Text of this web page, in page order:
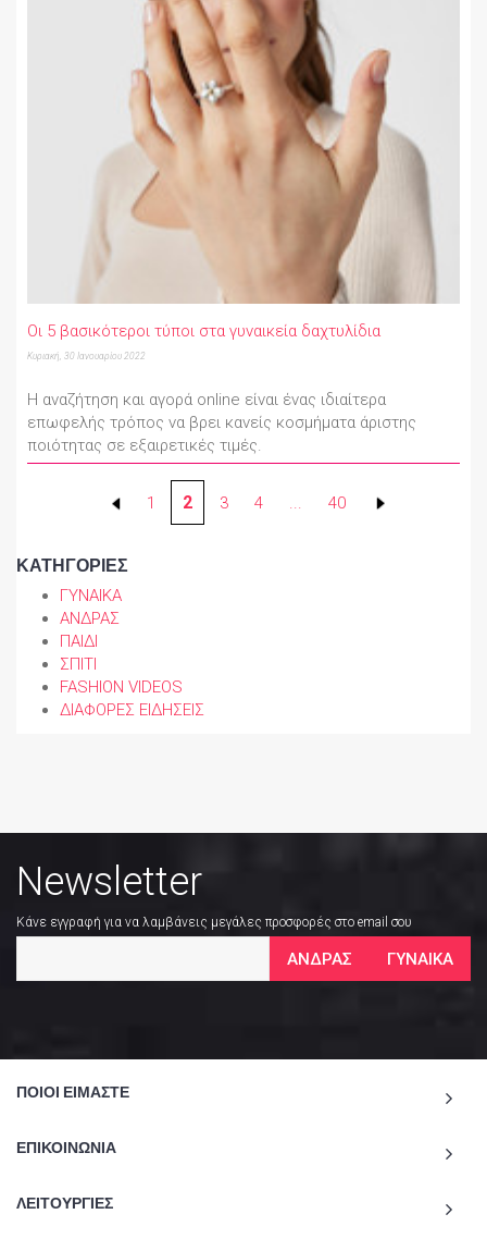
Οι 5 βασικότεροι τύποι στα γυναικεία δαχτυλίδια
Κυριακή, 30 Ιανουαρίου 2022
Η αναζήτηση και αγορά online είναι ένας ιδιαίτερα
επωφελής τρόπος να βρει κανείς κοσμήματα άριστης
ποιότητας σε εξαιρετικές τιμές.
1 2 3 4 ... 40
ΚΑΤΗΓΟΡΙΕΣ
ΓΥΝΑΙΚΑ
ΑΝΔΡΑΣ
ΠΑΙΔΙ
ΣΠΙΤΙ
FASHION VIDEOS
ΔΙΑΦΟΡΕΣ ΕΙΔΗΣΕΙΣ
Newsletter
Κάνε εγγραφή για να λαμβάνεις μεγάλες προσφορές στο email σου
ΑΝΔΡΑΣ ΓΥΝΑΙΚΑ
ΠΟΙΟΙ ΕΙΜΑΣΤΕ
ΕΠΙΚΟΙΝΩΝΙΑ
ΛΕΙΤΟΥΡΓΙΕΣ